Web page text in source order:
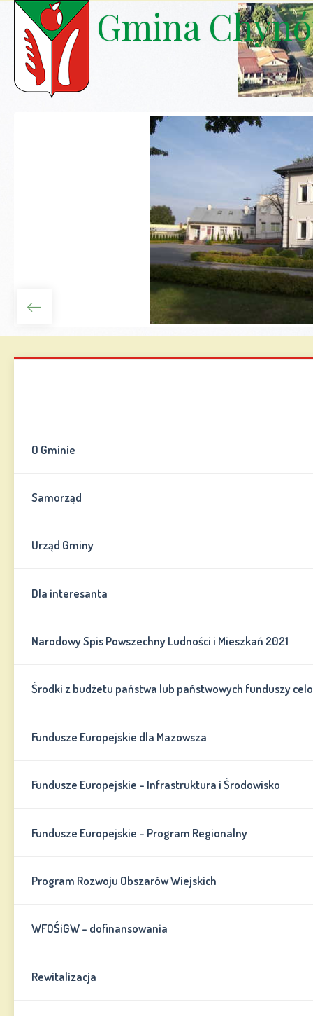
Gmina
O Gminie
Samorząd
Urząd Gminy
Dla interesanta
Narodowy Spis Powszechny Ludności i Mieszkań 2021
Środki z budżetu państwa lub państwowych funduszy
Fundusze Europejskie dla Mazowsza
Fundusze Europejskie - Infrastruktura i Środowisko
Fundusze Europejskie - Program Regionalny
Program Rozwoju Obszarów Wiejskich
WFOŚiGW - dofinansowania
Rewitalizacja